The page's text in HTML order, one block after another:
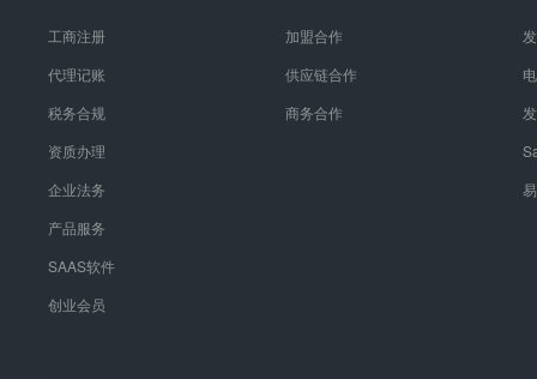
工商注册
代理记账
税务合规
资质办理
企业法务
产品服务
SAAS软件
创业会员
加盟合作
供应链合作
商务合作